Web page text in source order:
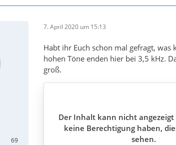
69
7. April 2020 um 15:13
Habt ihr Euch schon mal gefragt, was
hohen Töne enden hier bei 3,5 kHz.
groß.
Der Inhalt kann nicht angezeigt
keine Berechtigung haben,
sehen.